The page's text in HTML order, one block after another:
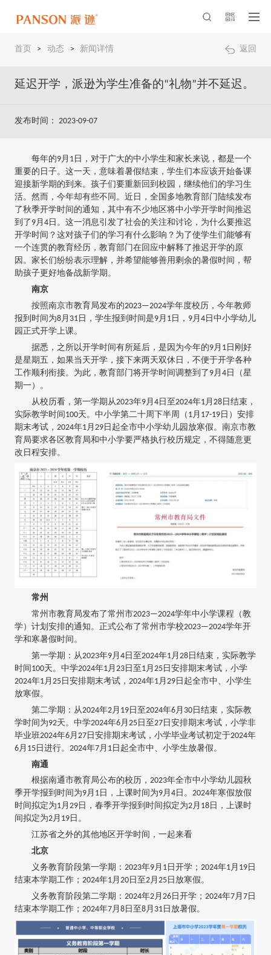
首页 > 动态 > 新闻详情 返回
延迟开学，派逊为学生准备的“礼物”并不延迟。
发布时间： 2023-09-07
每年的9月1日，对于广大的中小学生和家长来说，都是一个
重要的日子。这一天，意味着暑假结束，学生们本应该开始备课
迎接新学期的到来。孩子们要重新回到校园，继续他们的学习生
活。然而，今年却有些不同。近日，全国多地教育部门陆续发布
了秋季开学时间的通知，其中有不少地区将中小学开学时间推迟
到了9月4日。这一消息引发了社会的关注和讨论，为什么要推迟
开学时间？这对孩子们的学习有什么影响？为了使学生们能够有
一个连贯的教育经历，教育部门在回应中解释了推迟开学的原
因。家长们纷纷表示理解，并希望能够善用剩余的暑假时间，帮
助孩子更好地备战新学期。
南京
按照南京市教育局发布的2023—2024学年度校历，今年教师
报到时间为8月31日，学生报到时间是9月1日，9月4日中小学幼儿
园正式开学上课。
据悉，之所以开学时间有所延后，是因为今年的9月1日刚好
是星期五，如果当天开学，接下来两天双休日，不便于开学各种
工作顺利衔接。为此，教育部门将开学时间调整到了9月4日（星
期一）。
从校历看，第一学期从2023年9月4日至2024年1月28日结束，
实际教学时间100天。中小学第二十周下半周（1月17-19日）安排
期末考试，2024年1月29日起全市中小学幼儿园放寒假。南京市教
育局要求各区教育局和中小学要严格执行校历规定，不得随意更
改日程安排。
常州
常州市教育局发布了常州市2023—2024学年中小学课程（教
学）计划安排的通知。正式公布了常州市学校2023—2024学年开
学和寒暑假时间。
第一学期：从2023年9月4日至2024年1月28日结束，实际教学
时间100天。中学2024年1月23日至1月25日安排期末考试，小学
2024年1月25日安排期末考试，2024年1月29日起全市中、小学生
放寒假。
第二学期：从2024年2月19日至2024年6月30日结束，实际教
学时间为92天。中学2024年6月25日至27日安排期末考试，小学非
毕业班2024年6月27日安排期末考试，小学毕业考试初定于2024年
6月15日进行。2024年7月1日起全市中、小学生放暑假。
南通
根据南通市教育局公布的校历，2023年全市中小学幼儿园秋
季开学报到时间为9月1日，上课时间为9月4日。2024年寒假放假
时间拟定为1月29日，春季开学报到时间拟定为2月18日，上课时
间拟定为2月19日。
江苏省之外的其他地区开学时间，一起来看
北京
义务教育阶段第一学期：2023年9月1日开学；2024年1月19日
结束本学期工作；2024年1月20日至2月25日放寒假。
义务教育阶段第二学期：2024年2月26日开学；2024年7月7日
结束本学期工作；2024年7月8日至8月31日放暑假。